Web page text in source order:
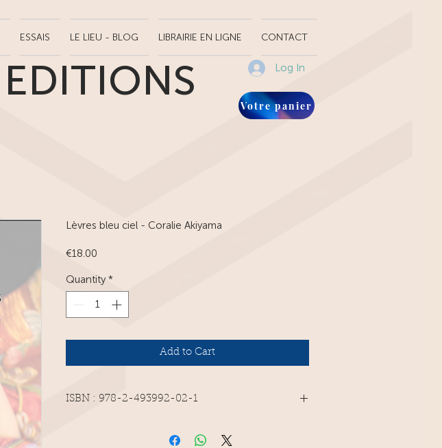
ESSAIS LE LIEU - BLOG LIBRAIRIE EN LIGNE CONTACT
EDITIONS Log In
Votre panier
Lèvres bleu ciel - Coralie Akiyama
€18.00
Quantity *
Add to Cart
ISBN : 978-2-493992-02-1